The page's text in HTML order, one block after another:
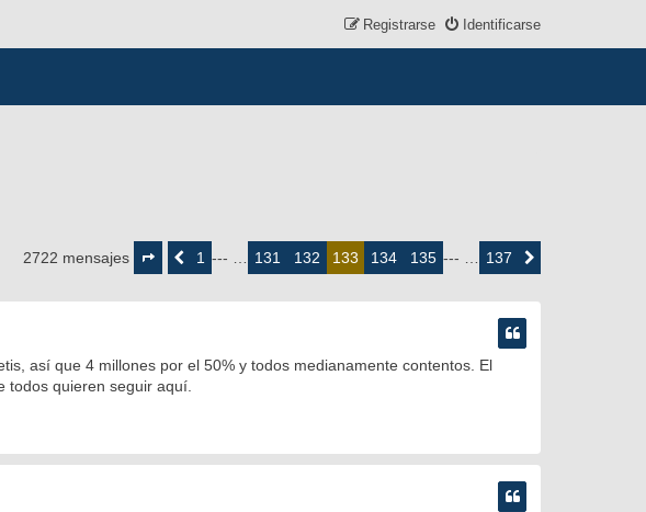
Identificarse
Registrarse
2722 mensajes
deAnterior1 --- … 131 132 133 134 135 --- … 137Siguiente
así que 4 millones por el 50% y todos medianamente contentos. El
todos quieren seguir aquí.